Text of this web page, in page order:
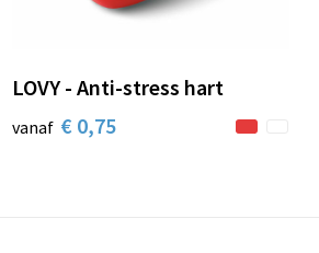
LOVY - Anti-stress hart
vanaf € 0,75